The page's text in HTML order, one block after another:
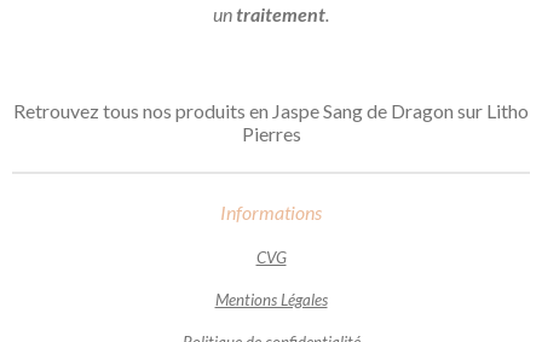
untraitement.
Retrouvez tous nos produits en Jaspe Sang de Dragon sur Litho
Pierres
Informations
CVG
Mentions Légales